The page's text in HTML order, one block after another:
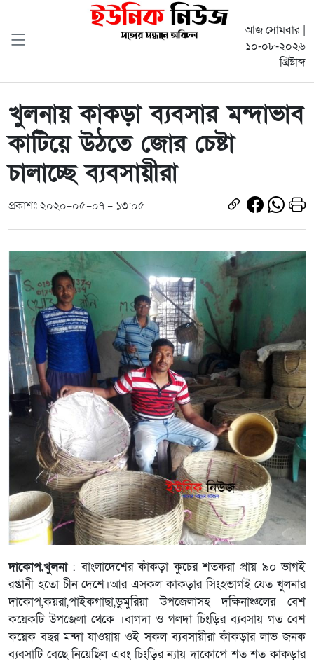
আজ সোমবার |
১০-০৮-২০২৬
খ্রিষ্টাব্দ
খুলনায় কাকড়া ব্যবসার মন্দাভাব
কাটিয়ে উঠতে জোর চেষ্টা
চালাচ্ছে ব্যবসায়ীরা
প্রকাশঃ ২০২০-০৫-০৭ - ১৩:০৫
দাকোপ,খুলনা: বাংলাদেশের কাঁকড়া কুচের শতকরা প্রায় ৯০ ভাগই
রপ্তানী হতো চীন দেশে।আর এসকল কাকড়ার সিংহভাগই যেত খুলনার
দাকোপ,কয়রা,পাইকগাছা,ডুমুরিয়া উপজেলাসহ দক্ষিনাঞ্চলের বেশ
কয়েকটি উপজেলা থেকে ।বাগদা ও গলদা চিংড়ির ব্যবসায় গত বেশ
কয়েক বছর মন্দা যাওয়ায় ওই সকল ব্যবসায়ীরা কাঁকড়ার লাভ জনক
ব্যবসাটি বেছে নিয়েছিল এবং চিংড়ির ন্যায় দাকোপে শত শত কাকড়ার